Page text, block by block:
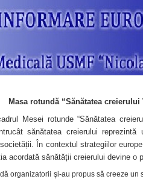
Masa rotundă “Sănătatea
Mesei rotunde “Sănătatea
sănătatea creierului
În contextul strategiilor
acordată sănătății creierului devine o
organizatorii şi-au propus să creeze